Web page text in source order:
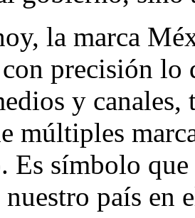
la marca
con precisión
y
múltiples
Es símbolo
país en